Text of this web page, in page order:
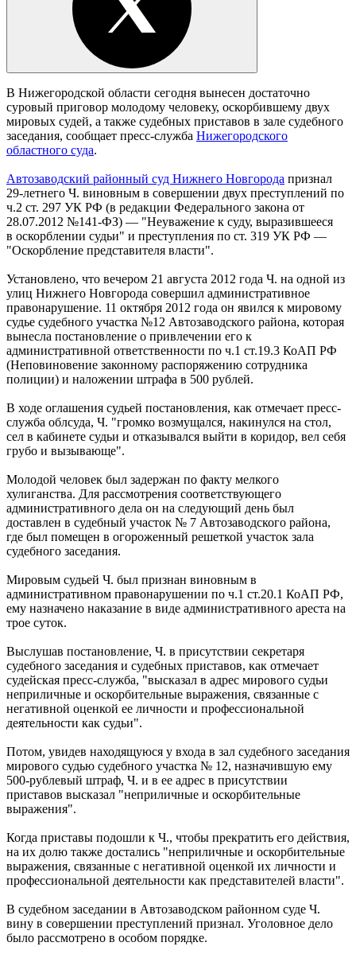
В Нижегородской области сегодня вынесен достаточно
суровый приговор молодому человеку, оскорбившему двух
мировых судей, а также судебных приставов в зале судебного
заседания, сообщает пресс-служба Нижегородского
областного суда.
Автозаводский районный суд Нижнего Новгорода признал
29-летнего Ч. виновным в совершении двух преступлений по
ч.2 ст. 297 УК РФ (в редакции Федерального закона от
28.07.2012 №141-ФЗ) — "Неуважение к суду, выразившееся
в оскорблении судьи" и преступления по ст. 319 УК РФ —
"Оскорбление представителя власти".
Установлено, что вечером 21 августа 2012 года Ч. на одной из
улиц Нижнего Новгорода совершил административное
правонарушение. 11 октября 2012 года он явился к мировому
судье судебного участка №12 Автозаводского района, которая
вынесла постановление о привлечении его к
административной ответственности по ч.1 ст.19.3 КоАП РФ
(Неповиновение законному распоряжению сотрудника
полиции) и наложении штрафа в 500 рублей.
В ходе оглашения судьей постановления, как отмечает пресс-
служба облсуда, Ч. "громко возмущался, накинулся на стол,
сел в кабинете судьи и отказывался выйти в коридор, вел себя
грубо и вызывающе".
Молодой человек был задержан по факту мелкого
хулиганства. Для рассмотрения соответствующего
административного дела он на следующий день был
доставлен в судебный участок № 7 Автозаводского района,
где был помещен в огороженный решеткой участок зала
судебного заседания.
Мировым судьей Ч. был признан виновным в
административном правонарушении по ч.1 ст.20.1 КоАП РФ,
ему назначено наказание в виде административного ареста на
трое суток.
Выслушав постановление, Ч. в присутствии секретаря
судебного заседания и судебных приставов, как отмечает
судейская пресс-служба, "высказал в адрес мирового судьи
неприличные и оскорбительные выражения, связанные с
негативной оценкой ее личности и профессиональной
деятельности как судьи".
Потом, увидев находящуюся у входа в зал судебного заседания
мирового судью судебного участка № 12, назначившую ему
500-рублевый штраф, Ч. и в ее адрес в присутствии
приставов высказал "неприличные и оскорбительные
выражения".
Когда приставы подошли к Ч., чтобы прекратить его действия,
на их долю также достались "неприличные и оскорбительные
выражения, связанные с негативной оценкой их личности и
профессиональной деятельности как представителей власти".
В судебном заседании в Автозаводском районном суде Ч.
вину в совершении преступлений признал. Уголовное дело
было рассмотрено в особом порядке.